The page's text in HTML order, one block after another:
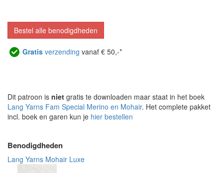
Bestel alle benodigdheden
Gratis verzending vanaf € 50,-*
Dit patroon is niet gratis te downloaden maar staat in het boek
Lang Yarns Fam Special Merino en Mohair. Het complete pakket
incl. boek en garen kun je hier bestellen
Benodigdheden
Lang Yarns Mohair Luxe